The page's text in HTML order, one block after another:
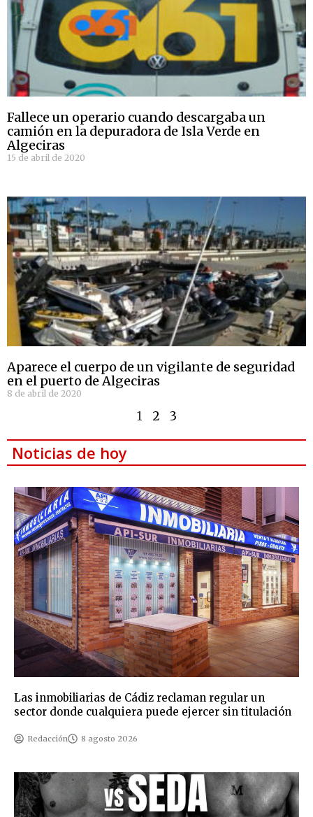
Fallece un operario cuando descargaba un
camión en la depuradora de Isla Verde en
Algeciras
15 de abril de 2020
Aparece el cuerpo de un vigilante de seguridad
en el puerto de Algeciras
8 de abril de 2020
1 2 3
Noticias de hoy
Las inmobiliarias de Cádiz reclaman regular un
sector donde cualquiera puede ejercer sin titulación
Redacción 8 agosto 2026